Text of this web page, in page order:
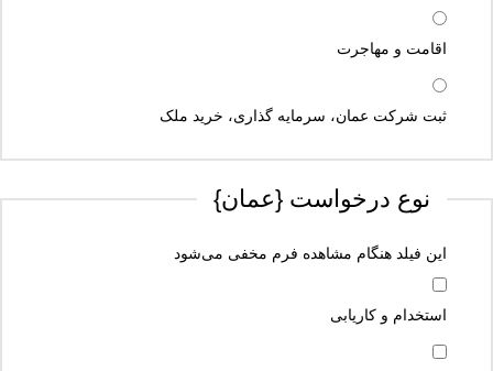
اقامت و مهاجرت
ثبت شرکت عمان، سرمایه گذاری، خرید ملک
این فیلد هنگام مشاهده فرم مخفی می‌شود
نوع درخواست {عمان}
استخدام و کاریابی